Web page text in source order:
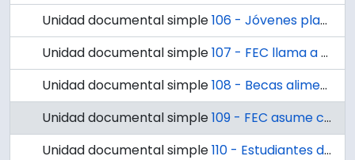
Unidad documental simple106 - Jóvenes plantearon sus inquietudes al Intendente
Unidad documental simple107 - FEC llama a elaborar manifiesto de la U.
Unidad documental simple108 - Becas alimenticias pide la FEC para 500 alumnos
Unidad documental simple109 - FEC asume campaña por las elecciones libres
Unidad documental simple110 - Estudiantes de la U. se suman a paralización de académicos